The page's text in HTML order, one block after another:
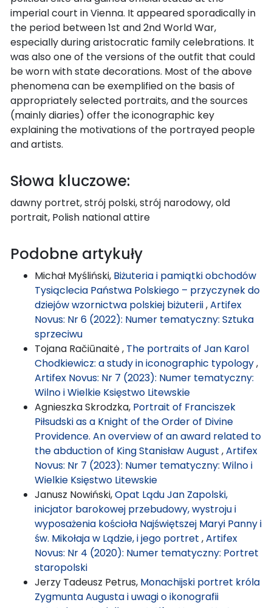
imperial court in Vienna. It appeared sporadically in
the period between 1st and 2nd World War,
especially during aristocratic family celebrations. It
was also one of the versions of the outfit that could
be worn with state decorations. Most of the above
phenomena can be exemplified on the basis of
appropriately selected portraits, and the sources
(mainly diaries) offer the iconographic key
explaining the motivations of the portrayed people
and artists.
Słowa kluczowe:
dawny portret, strój polski, strój narodowy, old
portrait, Polish national attire
Podobne artykuły
Michał Myśliński, Biżuteria i pamiątki obchodów
Tysiąclecia Państwa Polskiego – przyczynek do
dziejów wzornictwa polskiej biżuterii,Artifex
Novus: Nr 6 (2022): Numer tematyczny: Sztuka
sprzeciwu
Tojana Račiūnaitė , The portraits of Jan Karol
Chodkiewicz: a study in iconographic typology,
Artifex Novus: Nr 7 (2023): Numer tematyczny:
Wilno i Wielkie Księstwo Litewskie
Agnieszka Skrodzka, Portrait of Franciszek
Piłsudski as a Knight of the Order of Divine
Providence. An overview of an award related to
the abduction of King Stanisław August ,Artifex
Novus: Nr 7 (2023): Numer tematyczny: Wilno i
Wielkie Księstwo Litewskie
Janusz Nowiński,Opat Lądu Jan Zapolski,
inicjator barokowej przebudowy, wystroju i
wyposażenia kościoła Najświętszej Maryi Panny i
św. Mikołaja w Lądzie, i jego portret ,Artifex
Novus: Nr 4 (2020): Numer tematyczny: Portret
staropolski
Jerzy Tadeusz Petrus, Monachijski portret króla
Zygmunta Augusta i uwagi o ikonografii